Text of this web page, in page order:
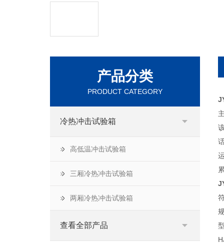
产品分类
PRODUCT CATEGORY
冷热冲击试验箱
高低温冲击试验箱
三厢冷热冲击试验箱
两厢冷热冲击试验箱
查看全部产品